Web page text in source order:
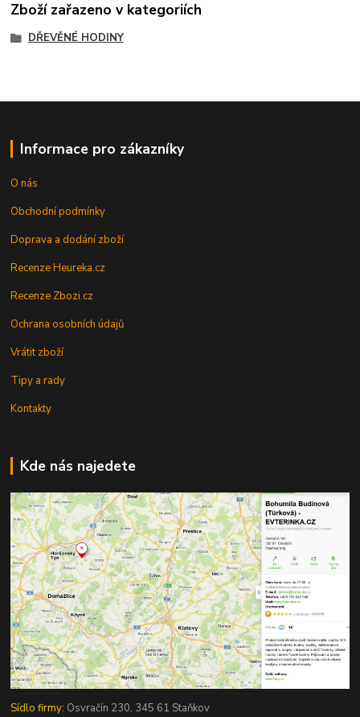
Zboží zařazeno v kategoriích
DŘEVĚNÉ HODINY
Informace pro zákazníky
O nás
Obchodní podmínky
Doprava a dodání zboží
Recenze Heureka.cz
Recenze Zbozi.cz
Ochrana osobních údajů
Vrátit zboží
Tipy a rady
Kontakty
Kde nás najedete
Sídlo firmy: Osvračín 230, 345 61 Staňkov